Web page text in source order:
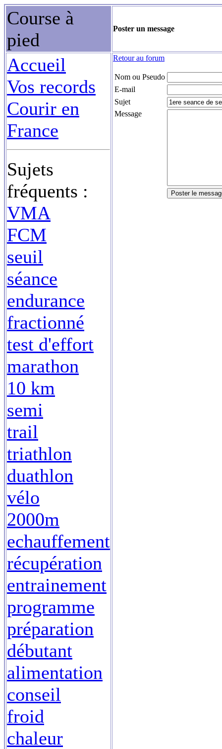
Course à
pied
Poster un message
Accueil
Vos records
Courir en
France
Sujets
fréquents :
VMA
FCM
seuil
séance
endurance
fractionné
test d'effort
marathon
10 km
semi
trail
triathlon
duathlon
vélo
2000m
echauffement
récupération
entrainement
programme
préparation
débutant
alimentation
conseil
froid
chaleur
Retour au forum
Nom ou Pseudo
E-mail
Sujet
Message